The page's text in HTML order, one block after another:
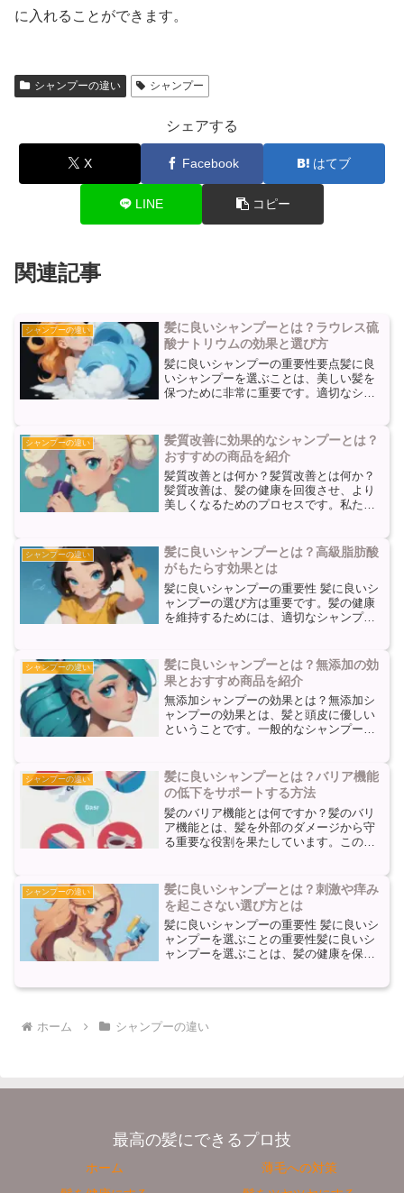
に入れることができます。
シャンプーの違い シャンプー
シェアする
X Facebook はてブ
LINE コピー
関連記事
シャンプーの違い
髪に良いシャンプーとは？ラウレス硫
酸ナトリウムの効果と選び方
髪に良いシャンプーの重要性要点髪に良
いシャンプーを選ぶことは、美しい髪を
保つために非常に重要です。適切なシャ
す。しかし、市場にはさまざまな種類の
シャンプーがあり、どれが...
シャンプーの違い
髪質改善に効果的なシャンプーとは？
おすすめの商品を紹介
髪質改善とは何か？髪質改善とは何か？
髪質改善は、髪の健康を回復させ、より
美しくなるためのプロセスです。私たち
り、枝毛や切れ毛が生じることがありま
す。髪質改善の目標は、髪の...
シャンプーの違い
髪に良いシャンプーとは？高級脂肪酸
がもたらす効果とは
髪に良いシャンプーの重要性 髪に良いシ
ャンプーの選び方は重要です。髪の健康
を維持するためには、適切なシャンプー
保湿を提供し、ダメージを修復する助け
をします。しかし、市場...
シャンプーの違い
髪に良いシャンプーとは？無添加の効
果とおすすめ商品を紹介
無添加シャンプーの効果とは？無添加シ
ャンプーの効果とは、髪と頭皮に優しい
ということです。一般的なシャンプーに
シャンプーはこれらの成分を排除してい
ます。そのため、刺激やア...
シャンプーの違い
髪に良いシャンプーとは？バリア機能
の低下をサポートする方法
髪のバリア機能とは何ですか？髪のバリ
ア機能とは、髪を外部のダメージから守
る重要な役割を果たしています。このバ
バリア機能は、髪を保湿し、外部の乾燥
や紫外線から守る役割を果...
シャンプーの違い
髪に良いシャンプーとは？刺激や痒み
を起こさない選び方とは
髪に良いシャンプーの重要性 髪に良いシ
ャンプーを選ぶことの重要性髪に良いシ
ャンプーを選ぶことは、髪の健康を保つ
ホーム
シャンプーの違い
最高の髪にできるプロ技
ホーム
薄毛への対策